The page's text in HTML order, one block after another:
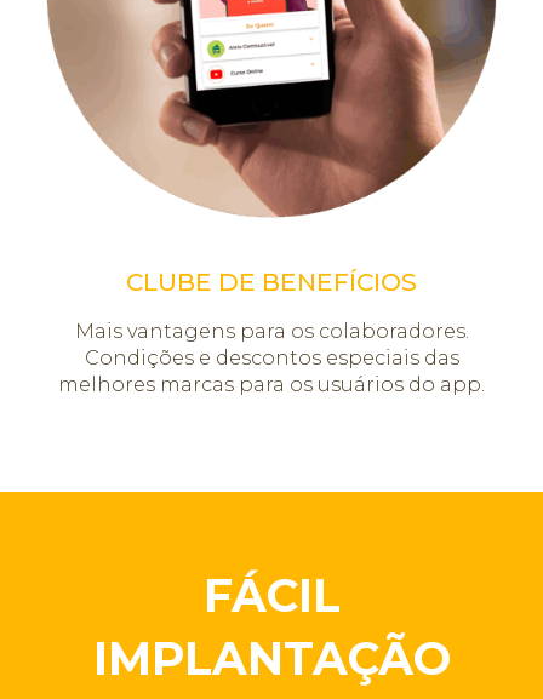
CLUBE DE BENEFÍCIOS
Mais vantagens para os colaboradores.
Condições e descontos especiais das
melhores marcas para os usuários do app.
FÁCIL
IMPLANTAÇÃO